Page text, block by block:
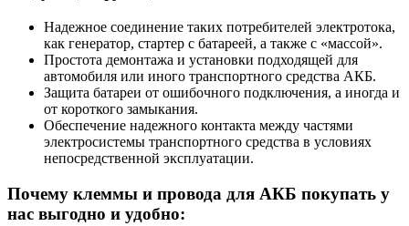
Надежное соединение таких потребителей электротока,
как генератор, стартер с батареей, а также с «массой».
Простота демонтажа и установки подходящей для
автомобиля или иного транспортного средства АКБ.
Защита батареи от ошибочного подключения, а иногда и
от короткого замыкания.
Обеспечение надежного контакта между частями
электросистемы транспортного средства в условиях
непосредственной эксплуатации.
Почему клеммы и провода для АКБ покупать у
нас выгодно и удобно: